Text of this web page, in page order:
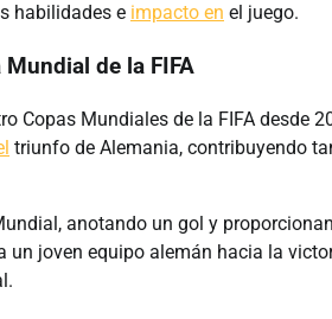
habilidades e impacto en el juego.
de la FIFA
Copas Mundiales de la FIFA desde
triunfo de Alemania, contribuyendo
anotando un gol y
joven equipo alemán hacia la